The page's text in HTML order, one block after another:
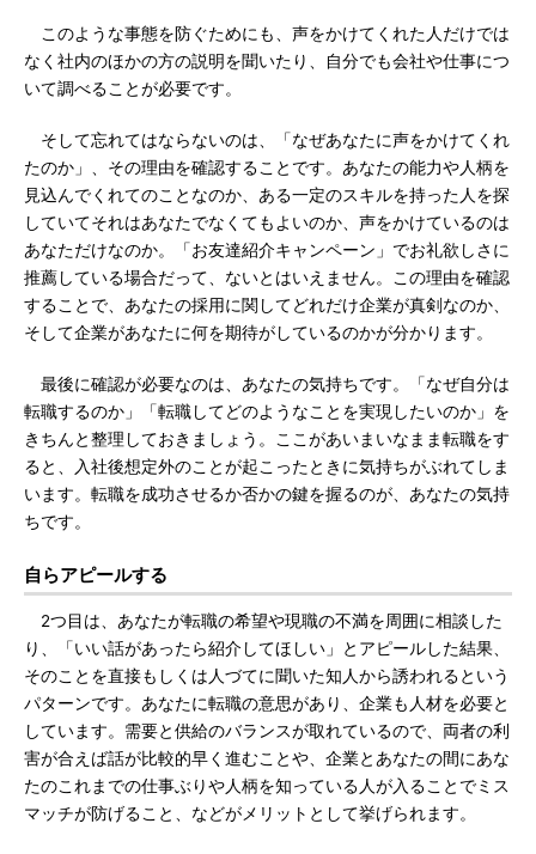
このような事態を防ぐためにも、声をかけてくれた人だけでは
なく社内のほかの方の説明を聞いたり、自分でも会社や仕事につ
いて調べることが必要です。
そして忘れてはならないのは、「なぜあなたに声をかけてくれ
たのか」、その理由を確認することです。あなたの能力や人柄を
見込んでくれてのことなのか、ある一定のスキルを持った人を探
していてそれはあなたでなくてもよいのか、声をかけているのは
あなただけなのか。「お友達紹介キャンペーン」でお礼欲しさに
推薦している場合だって、ないとはいえません。この理由を確認
することで、あなたの採用に関してどれだけ企業が真剣なのか、
そして企業があなたに何を期待がしているのかが分かります。
最後に確認が必要なのは、あなたの気持ちです。「なぜ自分は
転職するのか」「転職してどのようなことを実現したいのか」を
きちんと整理しておきましょう。ここがあいまいなまま転職をす
ると、入社後想定外のことが起こったときに気持ちがぶれてしま
います。転職を成功させるか否かの鍵を握るのが、あなたの気持
ちです。
自らアピールする
2つ目は、あなたが転職の希望や現職の不満を周囲に相談した
り、「いい話があったら紹介してほしい」とアピールした結果、
そのことを直接もしくは人づてに聞いた知人から誘われるという
パターンです。あなたに転職の意思があり、企業も人材を必要と
しています。需要と供給のバランスが取れているので、両者の利
害が合えば話が比較的早く進むことや、企業とあなたの間にあな
たのこれまでの仕事ぶりや人柄を知っている人が入ることでミス
マッチが防げること、などがメリットとして挙げられます。